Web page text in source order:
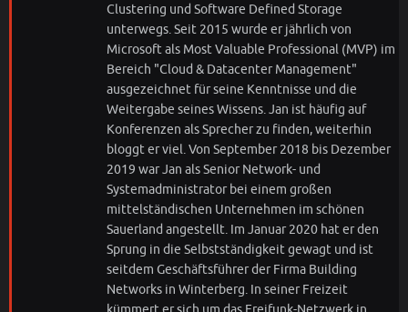
Clustering und Software Defined Storage
unterwegs. Seit 2015 wurde er jährlich von
Microsoft als Most Valuable Professional (MVP) im
Bereich "Cloud & Datacenter Management"
ausgezeichnet für seine Kenntnisse und die
Weitergabe seines Wissens. Jan ist häufig auf
Konferenzen als Sprecher zu finden, weiterhin
bloggt er viel. Von September 2018 bis Dezember
2019 war Jan als Senior Network- und
Systemadministrator bei einem großen
mittelständischen Unternehmen im schönen
Sauerland angestellt. Im Januar 2020 hat er den
Sprung in die Selbstständigkeit gewagt und ist
seitdem Geschäftsführer der Firma Building
Networks in Winterberg. In seiner Freizeit